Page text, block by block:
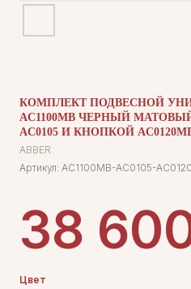
КОМПЛЕКТ ПОДВЕСНОЙ
AC1100MB ЧЕРНЫЙ
AC0105 И КНОПКОЙ
ABBER
Артикул: AC1100MB-AC0105-
38
Цвет